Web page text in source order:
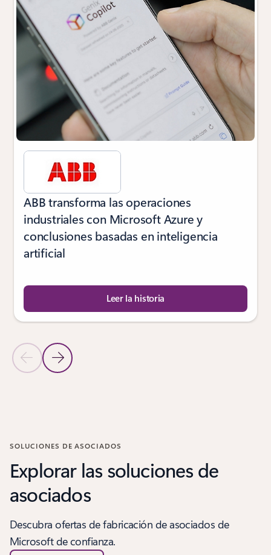
Diapositiva anterior
Diapositiva siguiente
ABB transforma las operaciones
industriales con Microsoft Azure y
conclusiones basadas en inteligencia
artificial
Leer la historia
SOLUCIONES DE ASOCIADOS
Explorar las soluciones de
asociados
Descubra ofertas de fabricación de asociados de
Microsoft de confianza.